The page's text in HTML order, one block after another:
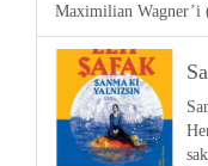
Maximilian Wagner’i